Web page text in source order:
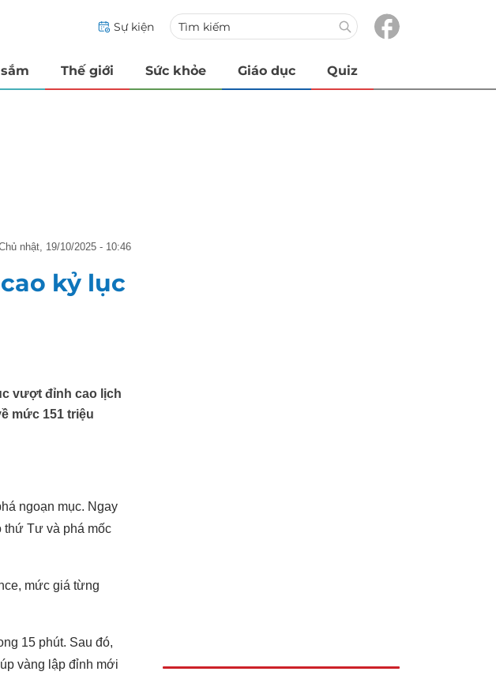
Sự kiện
Thế giới Sức khỏe Giáo dục Quiz
chủ nhật, 19/10/2025 - 10:46
kỷ lục
vượt đỉnh cao lịch
mức 151 triệu
ngoạn mục. Ngay
thứ Tư và phá mốc
mức giá từng
15 phút. Sau đó,
vàng lập đỉnh mới